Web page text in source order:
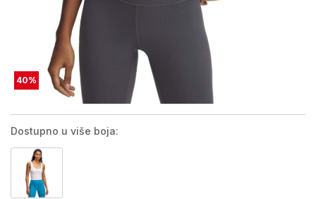
40%
Dostupno u više boja: